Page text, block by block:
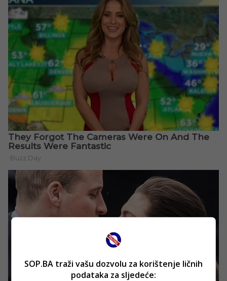
SOP.BA traži vašu dozvolu za korištenje ličnih
podataka za sljedeće: